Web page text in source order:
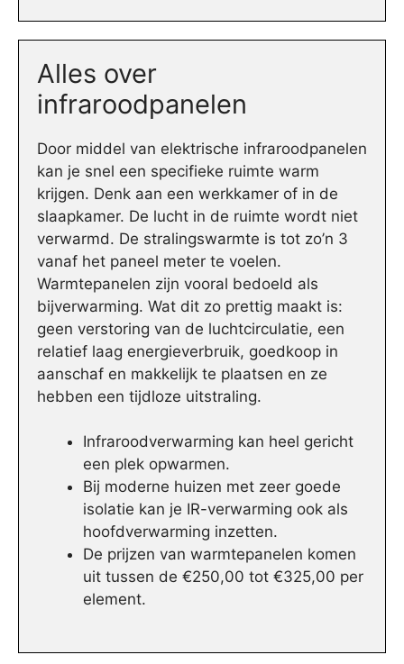
Alles over
infraroodpanelen
Door middel van elektrische infraroodpanelen
kan je snel een specifieke ruimte warm
krijgen. Denk aan een werkkamer of in de
slaapkamer. De lucht in de ruimte wordt niet
verwarmd. De stralingswarmte is tot zo’n 3
vanaf het paneel meter te voelen.
Warmtepanelen zijn vooral bedoeld als
bijverwarming. Wat dit zo prettig maakt is:
geen verstoring van de luchtcirculatie, een
relatief laag energieverbruik, goedkoop in
aanschaf en makkelijk te plaatsen en ze
hebben een tijdloze uitstraling.
Infraroodverwarming kan heel gericht
een plek opwarmen.
Bij moderne huizen met zeer goede
isolatie kan je IR-verwarming ook als
hoofdverwarming inzetten.
De prijzen van warmtepanelen komen
uit tussen de €250,00 tot €325,00 per
element.